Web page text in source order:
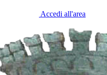
Accedi all'area